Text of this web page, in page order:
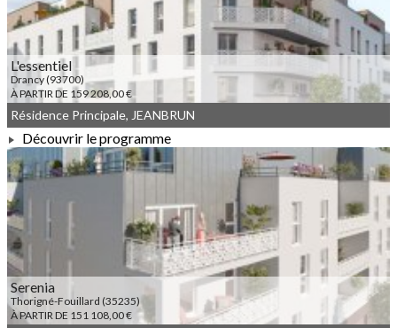
L'essentiel
Drancy (93700)
À PARTIR DE 159 208,00 €
À PARTIR DE 159 208,00 €
Résidence Principale, JEANBRUN
Découvrir le programme
Serenia
Thorigné-Fouillard (35235)
À PARTIR DE 151 108,00 €